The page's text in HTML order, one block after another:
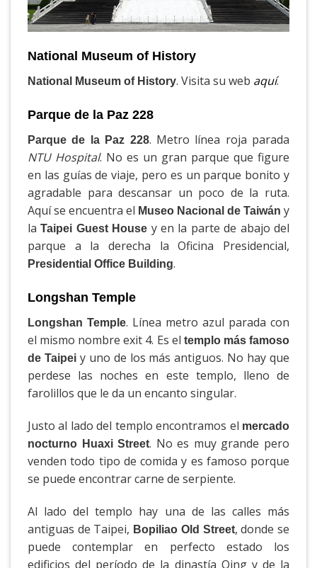
National Museum of History
National Museum of History. Visita su web aquí.
Parque de la Paz 228
Parque de la Paz 228. Metro línea roja parada
NTU Hospital. No es un gran parque que figure
en las guías de viaje, pero es un parque bonito y
agradable para descansar un poco de la ruta.
Aquí se encuentra el Museo Nacional de Taiwán y
laTaipei Guest House y en la parte de abajo del
parque a la derecha la Oficina Presidencial,
Presidential Office Building.
Longshan Temple
Longshan Temple. Línea metro azul parada con
el mismo nombre exit 4. Es el templo más famoso
de Taipeiy uno de los más antiguos. No hay que
perdese las noches en este templo, lleno de
farolillos que le da un encanto singular.
Justo al lado del templo encontramos el mercado
nocturno Huaxi Street. No es muy grande pero
venden todo tipo de comida y es famoso porque
se puede encontrar carne de serpiente.
Al lado del templo hay una de las calles más
antiguas de Taipei, Bopiliao Old Street, donde se
puede contemplar en perfecto estado los
edificios del período de la dinastía Qing y de la